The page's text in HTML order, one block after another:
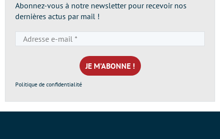
Abonnez-vous à notre newsletter pour recevoir nos
dernières actus par mail !
e-
mail
*
Politique de confidentialité